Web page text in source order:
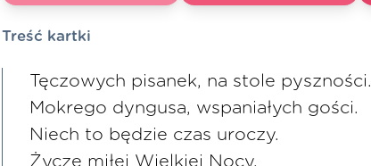
Treść kartki
Tęczowych pisanek, na stole pyszności.
Mokrego dyngusa, wspaniałych gości.
Niech to będzie czas uroczy.
Życzę miłej Wielkiej Nocy.